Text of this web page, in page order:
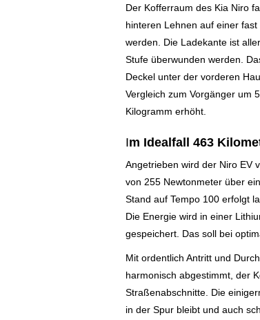
Der Kofferraum des Kia Niro
hinteren Lehnen auf einer
werden. Die Ladekante ist
Stufe überwunden werden.
Deckel unter der vorderen
Vergleich zum Vorgänger um
Kilogramm erhöht.
Im Idealfall 463
Angetrieben wird der Niro EV
von 255 Newtonmeter über
Stand auf Tempo 100 erfolgt
Die Energie wird in einer
gespeichert. Das soll bei
Mit ordentlich Antritt und
harmonisch abgestimmt, der
Straßenabschnitte. Die
in der Spur bleibt und auch